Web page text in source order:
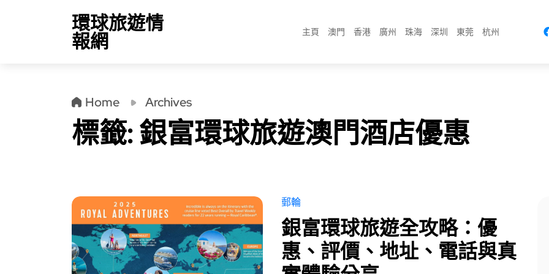
環球旅遊情
報網 主頁 澳門 香港 廣州 珠海 深圳 東莞 杭州
Home Archives
標籤:銀富環球旅遊澳門酒店優惠
郵輪
銀富環球旅遊全攻略：優
惠、評價、地址、電話與真